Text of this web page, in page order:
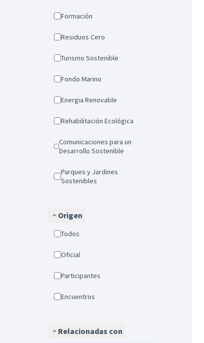
Formación
Residuos Cero
Turismo Sostenible
Fondo Marino
Energia Renovable
Rehabilitación Ecológica
Comunicaciones para un
Desarrollo Sostenible
Parques y Jardines
Sostenibles
Origen
Todos
Oficial
Participantes
Encuentros
Relacionadas con